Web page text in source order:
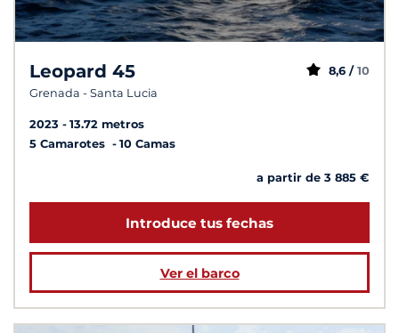
Leopard 45
Grenada - Santa Lucia
8,6 / 10
2023
13.72 metros
5 Camarotes
10 Camas
a partir de 3 885 €
Introduce tus fechas
Ver el barco